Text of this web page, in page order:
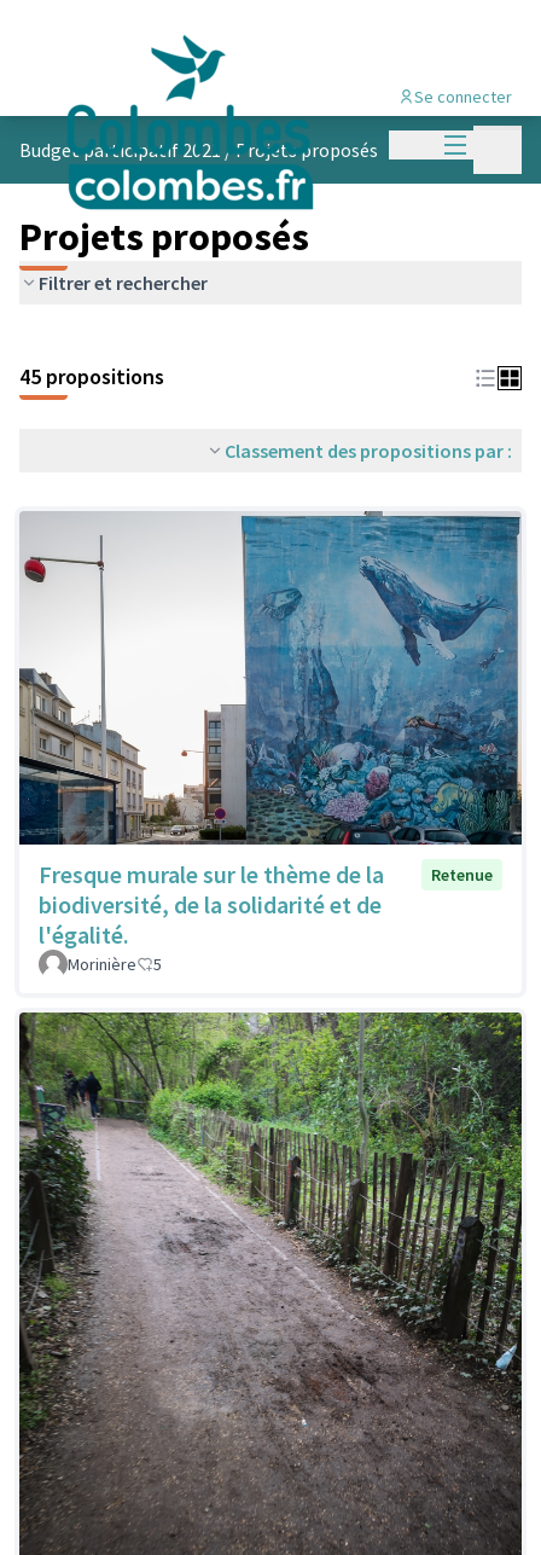
Menu
Se connecter
Budget participatif 2021 /Projets proposés
Projets proposés
Filtrer et rechercher
45 propositions
Classement des propositions par :
Fresque murale sur le thème de la
biodiversité, de la solidarité et de
l'égalité.
Retenue
Morinière 5